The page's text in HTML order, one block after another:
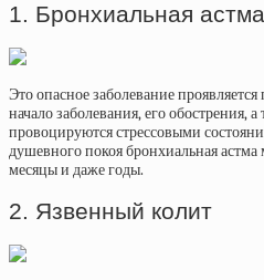
1. Бронхиальная астма
Это опасное заболевание
начало заболевания, его обострения,
провоцируются стрессовыми
душевного покоя бронхиальная астма
месяцы и даже годы.
2. Язвенный колит